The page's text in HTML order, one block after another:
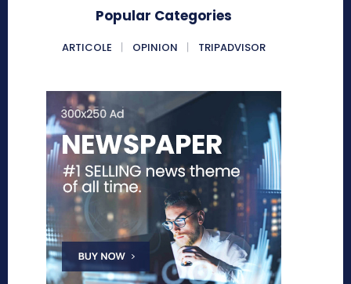
Popular Categories
ARTICOLE OPINION TRIPADVISOR